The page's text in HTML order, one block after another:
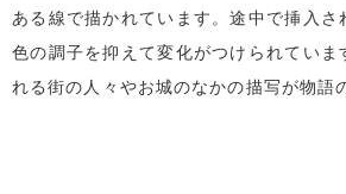
ある線で描かれています。途中で挿入さ
色の調子を抑えて変化がつけられていま
れる街の人々やお城のなかの描写が物語